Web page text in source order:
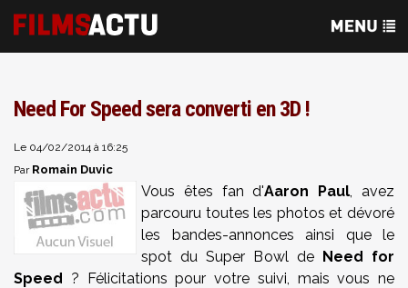
Need For Speed sera converti en 3D !
Le 04/02/2014 à 16:25
Par Romain Duvic
Vous êtes fan d'Aaron Paul, avez
parcouru toutes les photos et dévoré
les bandes-annonces ainsi que le
spot du Super Bowl de Need for
Speed ? Félicitations pour votre suivi, mais vous ne